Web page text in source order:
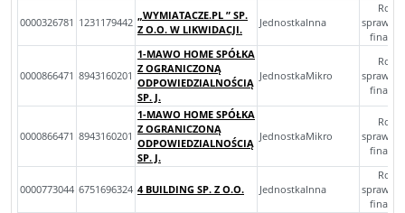
0000326781 1231179442
„WYMIATACZE.PL ” SP.
Z O.O. W LIKWIDACJI.
JednostkaInna
0000866471 8943160201
1-MAWO HOME SPÓŁKA
Z OGRANICZONĄ
ODPOWIEDZIALNOŚCIĄ
SP. J.
JednostkaMikro
0000866471 8943160201
1-MAWO HOME SPÓŁKA
Z OGRANICZONĄ
ODPOWIEDZIALNOŚCIĄ
SP. J.
JednostkaMikro
0000773044 6751696324 4 BUILDING SP. Z O.O. JednostkaInna